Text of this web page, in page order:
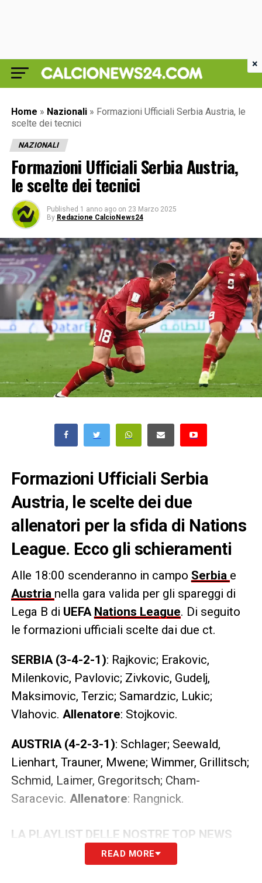
Home » Nazionali » Formazioni Ufficiali Serbia Austria, le
scelte dei tecnici
NAZIONALI
Formazioni Ufficiali Serbia Austria,
le scelte dei tecnici
Published 1 anno ago on 23 Marzo 2025
By Redazione CalcioNews24
Formazioni Ufficiali Serbia
Austria, le scelte dei due
allenatori per la sfida di Nations
League. Ecco gli schieramenti
Alle 18:00 scenderanno in campo Serbia e
Austria nella gara valida per gli spareggi di
Lega B di UEFA Nations League. Di seguito
le formazioni ufficiali scelte dai due ct.
SERBIA (3-4-2-1): Rajkovic; Erakovic,
Milenkovic, Pavlovic; Zivkovic, Gudelj,
Maksimovic, Terzic; Samardzic, Lukic;
Vlahovic. Allenatore: Stojkovic.
AUSTRIA (4-2-3-1): Schlager; Seewald,
Lienhart, Trauner, Mwene; Wimmer, Grillitsch;
Schmid, Laimer, Gregoritsch; Cham-
Saracevic. Allenatore: Rangnick.
LA PLAYLIST DELLE NOSTRE TOP NEWS
READ MORE
×